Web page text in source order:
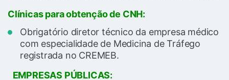
Clínicas para obtenção de CNH:
Obrigatório diretor técnico da empresa médico
com especialidade de Medicina de Tráfego
registrada no CREMEB.
EMPRESAS PÚBLICAS: